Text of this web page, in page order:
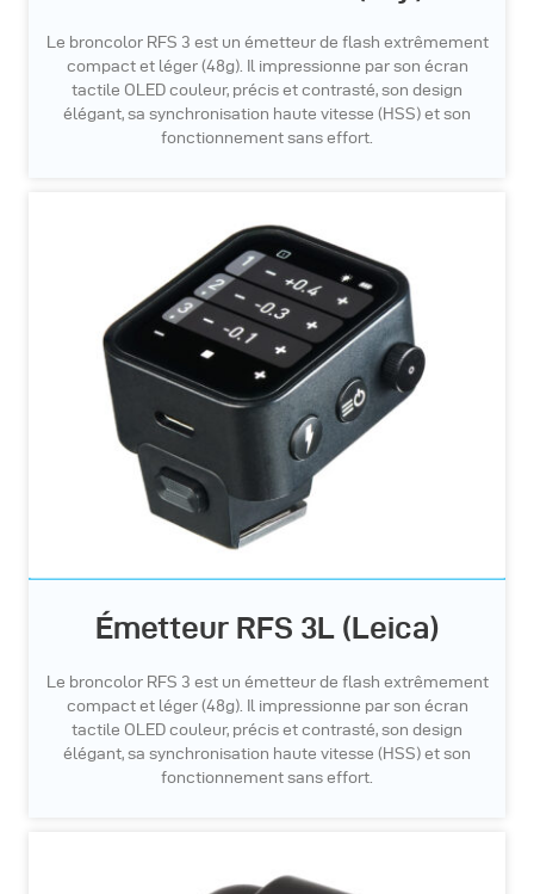
Le broncolor RFS 3 est un émetteur de flash extrêmement
compact et léger (48g). Il impressionne par son écran
tactile OLED couleur, précis et contrasté, son design
élégant, sa synchronisation haute vitesse (HSS) et son
fonctionnement sans effort.
Émetteur RFS 3L (Leica)
Le broncolor RFS 3 est un émetteur de flash extrêmement
compact et léger (48g). Il impressionne par son écran
tactile OLED couleur, précis et contrasté, son design
élégant, sa synchronisation haute vitesse (HSS) et son
fonctionnement sans effort.